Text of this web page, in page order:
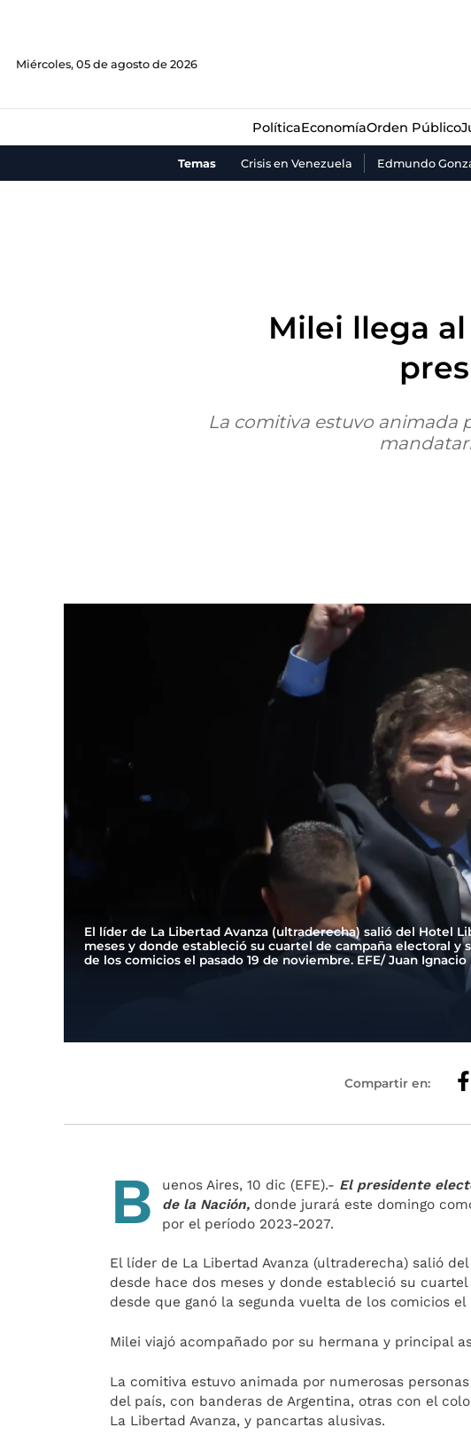
Miércoles, 05 de agosto de 2026
PolíticaEconomíaOrden Público
Temas Crisis en Venezuela Edmundo
Milei llega
La comitiva estuvo animada
El líder de La Libertad Avanza (ultraderecha) salió del Hotel
meses y donde estableció su cuartel de campaña electoral y
de los comicios el pasado 19 de noviembre. EFE/ Juan
Compartir en:
B uenos Aires, 10 dic (EFE).- El presidente
de la Nación, donde jurará este domingo
por el período 2023-2027.
El líder de La Libertad Avanza (ultraderecha) salió
desde hace dos meses y donde estableció su
desde que ganó la segunda vuelta de los comicios el
Milei viajó acompañado por su hermana y principal
La comitiva estuvo animada por numerosas
del país, con banderas de Argentina, otras con el
La Libertad Avanza, y pancartas alusivas.